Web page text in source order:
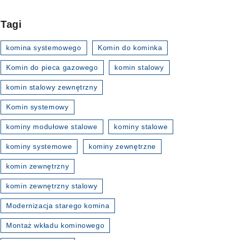
Tagi
komina systemowego Komin do kominka
Komin do pieca gazowego komin stalowy
komin stalowy zewnętrzny
Komin systemowy
kominy modułowe stalowe kominy stalowe
kominy systemowe kominy zewnętrzne
komin zewnętrzny
komin zewnętrzny stalowy
Modernizacja starego komina
Montaż wkładu kominowego